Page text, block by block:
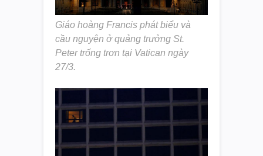
Giáo hoàng Francis phát biểu và
cầu nguyện ở quảng trưởng St.
Peter trống trơn tại Vatican ngày
27/3.